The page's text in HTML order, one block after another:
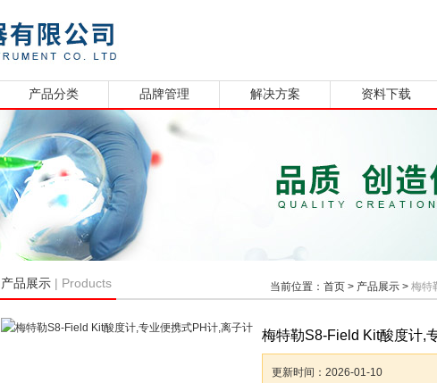
产品分类 品牌管理 解决方案 资料下载
产品展示 | Products 当前位置： 首页 > 产品展示 > 梅特
梅特勒S8-Field Kit酸度计,
更新时间： 2026-01-10